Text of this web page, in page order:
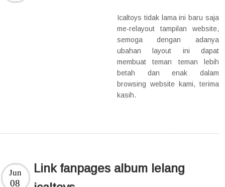
Icaltoys tidak lama ini baru saja
me-relayout tampilan website,
semoga dengan adanya
ubahan layout ini dapat
membuat teman teman lebih
betah dan enak dalam
browsing website kami, terima
kasih.
Link fanpages album lelang
Jun
08